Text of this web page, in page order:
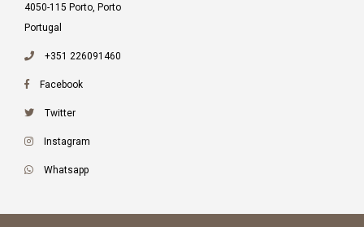
4050-115 Porto, Porto
Portugal
+351 226091460
Facebook
Twitter
Instagram
Whatsapp